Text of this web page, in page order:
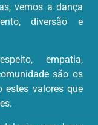
vemos a dança
diversão e
empatia,
são os
estes valores que